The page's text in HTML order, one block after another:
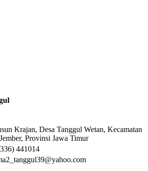
Krajan, Desa Tanggul Wetan, Kecamatan
Provinsi Jawa Timur
441014